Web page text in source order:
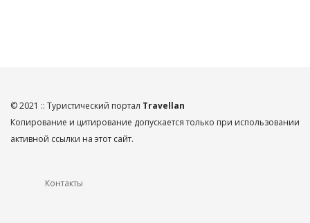
© 2021 :: Туристический портал Travellan
Копирование и цитирование допускается только при использовании
активной ссылки на этот сайт.
Контакты